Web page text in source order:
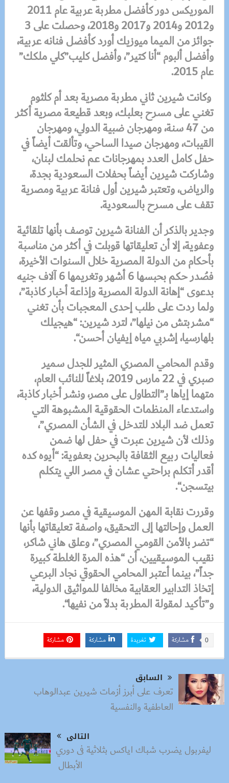
الموريكس دور كأفضل مطربة عربية عام 2011
و2012 و2014 و2017 و2018، وحصلت على 3
جوائز من الميما ميوزيك أورد كأفضل فنانه عربية،
وأفضل ألبوم “أنا كتير”، وأفضل كليب”كلي ملكك”
عام 2015
.
وكانت شيرين ثاني مطربة مصرية بعد أم كلثوم
تغني على مسرح بعلبك، وبعد قطيعة مصرية أكثر
من 47 سنة، ومهرجان ضبية الدولي، ومهرجان
القيبات، ومهرجان صيدا الساحي، وتألقت أيضاً في
حفل كامل العدد بمهرجانات عم نحلمك لبنان،
وشاركت شيرين أيضاً بحفلات السعودية بجدة،
والرياض، وتعتبر شيرين أول فنانة عربية ومصرية
تقف على مسرح بالسعودية.
وجدير بالذكر أن الفنانة شيرين توصف بأنها تلقائية
وعفوية، إلا أن تعليقاتها قوبلت في أكثر من مناسبة
بأحكام من الدولة المصرية خلال السنوات الأخيرة،
فصُدر حكم بحبسها 6 أشهر وتغريمها 6 آلاف جنيه
بدعوى “إهانة الدولة المصرية وإذاعة أخبار كاذبة”،
ولما ردت على طلب إحدى المعجبات بأن تغني
“مشربتش من نيلها”، لترد شيرين: “هيجيلك
بلهارسيا، إشربي مياه إيفيان أحسن“.
وقدم المحامي المصري المثير للجدل سمير
صبري في 22 مارس 2019، بلاغاً للنائب العام،
متهما إياها بـ”التطاول على مصر، ونشر أخبار كاذبة،
واستدعاء المنظمات الحقوقية المشبوهة التي
تعمل ضد البلاد للتدخل في الشأن المصري”،
وذلك لأن شيرين عبرت في حفل لها ضمن
فعاليات ربيع الثقافة بالبحرين بعفوية: “أيوه كده
أقدر أتكلم براحتي عشان في مصر اللي يتكلم
بيتسجن“.
وقررت نقابة المهن الموسيقية في مصر وقفها عن
العمل وإحالتها إلى التحقيق، واصفة تعليقاتها بأنها
“تضر بالأمن القومي المصري”، وعلق هاني شاكر،
نقيب الموسيقيين، أن “هذه المرة الغلطة كبيرة
جداً”، بينما أعتبر المحامي الحقوقي نجاد البرعي
إتخاذ التدابير العقابية مخالفا للمواثيق الدولية،
و”تأكيد لمقولة المطربة بدلاً من نفيها“.
مشاركة 0 تغريدة مشاركة مشاركة
السابق
تعرف على أبرز أزمات شيرين عبدالوهاب
العاطفية والنفسية
التالى
ليفربول يضرب شباك اياكس بثلاثية فى دوري
الأبطال